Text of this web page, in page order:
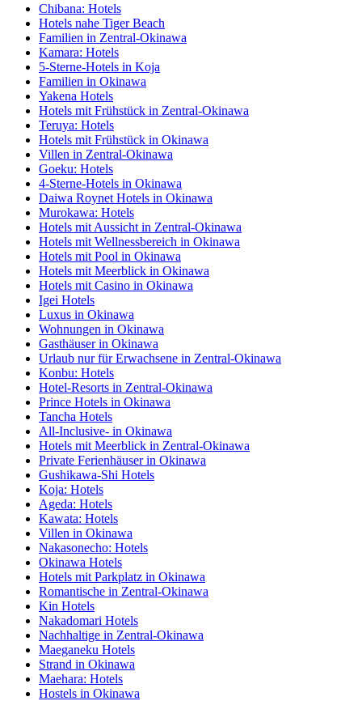
Chibana: Hotels
Hotels nahe Tiger Beach
Familien in Zentral-Okinawa
Kamara: Hotels
5-Sterne-Hotels in Koja
Familien in Okinawa
Yakena Hotels
Hotels mit Frühstück in Zentral-Okinawa
Teruya: Hotels
Hotels mit Frühstück in Okinawa
Villen in Zentral-Okinawa
Goeku: Hotels
4-Sterne-Hotels in Okinawa
Daiwa Roynet Hotels in Okinawa
Murokawa: Hotels
Hotels mit Aussicht in Zentral-Okinawa
Hotels mit Wellnessbereich in Okinawa
Hotels mit Pool in Okinawa
Hotels mit Meerblick in Okinawa
Hotels mit Casino in Okinawa
Igei Hotels
Luxus in Okinawa
Wohnungen in Okinawa
Gasthäuser in Okinawa
Urlaub nur für Erwachsene in Zentral-Okinawa
Konbu: Hotels
Hotel-Resorts in Zentral-Okinawa
Prince Hotels in Okinawa
Tancha Hotels
All-Inclusive- in Okinawa
Hotels mit Meerblick in Zentral-Okinawa
Private Ferienhäuser in Okinawa
Gushikawa-Shi Hotels
Koja: Hotels
Ageda: Hotels
Kawata: Hotels
Villen in Okinawa
Nakasonecho: Hotels
Okinawa Hotels
Hotels mit Parkplatz in Okinawa
Romantische in Zentral-Okinawa
Kin Hotels
Nakadomari Hotels
Nachhaltige in Zentral-Okinawa
Maeganeku Hotels
Strand in Okinawa
Maehara: Hotels
Hostels in Okinawa